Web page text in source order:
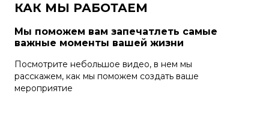
КАК МЫ РАБОТАЕМ
Мы поможем вам запечатлеть самые
важные моменты вашей жизни
Посмотрите небольшое видео, в нем мы
расскажем, как мы поможем создать ваше
мероприятие